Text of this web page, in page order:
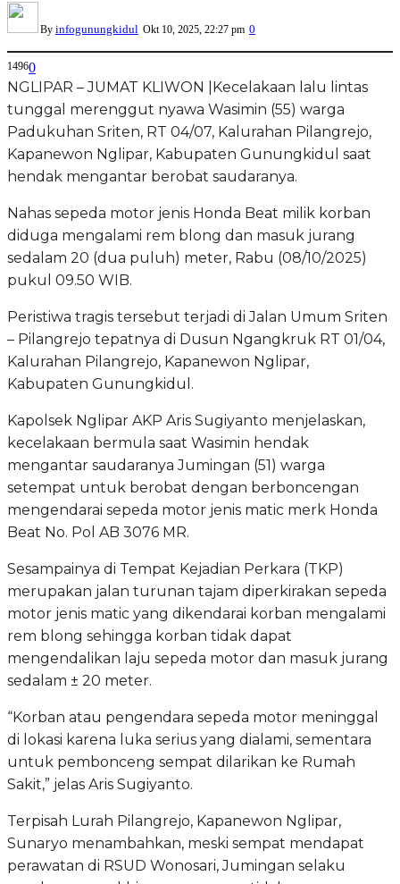
By infogunungkidul Okt 10, 2025, 22:27 pm 0
14960
NGLIPAR – JUMAT KLIWON |Kecelakaan lalu lintas
tunggal merenggut nyawa Wasimin (55) warga
Padukuhan Sriten, RT 04/07, Kalurahan Pilangrejo,
Kapanewon Nglipar, Kabupaten Gunungkidul saat
hendak mengantar berobat saudaranya.
Nahas sepeda motor jenis Honda Beat milik korban
diduga mengalami rem blong dan masuk jurang
sedalam 20 (dua puluh) meter, Rabu (08/10/2025)
pukul 09.50 WIB.
Peristiwa tragis tersebut terjadi di Jalan Umum Sriten
– Pilangrejo tepatnya di Dusun Ngangkruk RT 01/04,
Kalurahan Pilangrejo, Kapanewon Nglipar,
Kabupaten Gunungkidul.
Kapolsek Nglipar AKP Aris Sugiyanto menjelaskan,
kecelakaan bermula saat Wasimin hendak
mengantar saudaranya Jumingan (51) warga
setempat untuk berobat dengan berboncengan
mengendarai sepeda motor jenis matic merk Honda
Beat No. Pol AB 3076 MR.
Sesampainya di Tempat Kejadian Perkara (TKP)
merupakan jalan turunan tajam diperkirakan sepeda
motor jenis matic yang dikendarai korban mengalami
rem blong sehingga korban tidak dapat
mengendalikan laju sepeda motor dan masuk jurang
sedalam ± 20 meter.
“Korban atau pengendara sepeda motor meninggal
di lokasi karena luka serius yang dialami, sementara
untuk pembonceng sempat dilarikan ke Rumah
Sakit,” jelas Aris Sugiyanto.
Terpisah Lurah Pilangrejo, Kapanewon Nglipar,
Sunaryo menambahkan, meski sempat mendapat
perawatan di RSUD Wonosari, Jumingan selaku